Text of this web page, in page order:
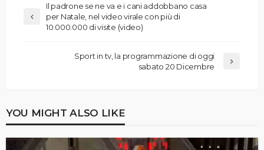
Il padrone se ne va e i cani addobbano casa
per Natale, nel video virale con più di
10.000.000 di visite (video)
Sport in tv, la programmazione di oggi
sabato 20 Dicembre
YOU MIGHT ALSO LIKE